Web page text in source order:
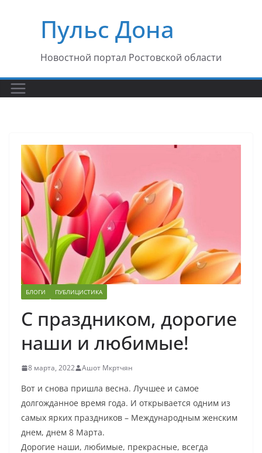
содержимомуПульс Дона
Новостной портал Ростовской области
БЛОГИ ПУБЛИЦИСТИКА
С праздником, дорогие
наши и любимые!
8 марта, 2022 Ашот Мкртчян
Вот и снова пришла весна. Лучшее и самое
долгожданное время года. И открывается одним из
самых ярких праздников – Международным женским
днем, днем 8 Марта.
Дорогие наши, любимые, прекрасные, всегда